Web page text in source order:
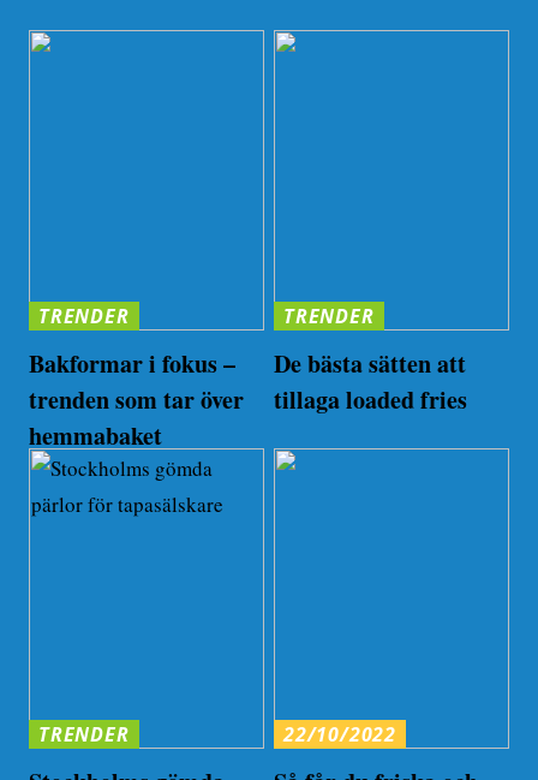
TRENDER
Bakformar i fokus –
trenden som tar över
hemmabaket
TRENDER
De bästa sätten att
tillaga loaded fries
TRENDER 22/10/2022